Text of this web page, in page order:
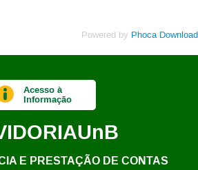
Powered by Phoca Download
Acesso à
Informação
UnB
E PRESTAÇÃO DE CONTAS